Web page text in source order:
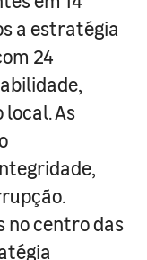
a estratégia
24
As
no centro das